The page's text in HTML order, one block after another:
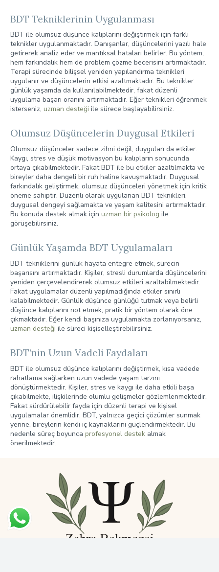
BDT Tekniklerinin Uygulanması
BDT ile olumsuz düşünce kalıplarını değiştirmek için farklı
teknikler uygulanmaktadır. Danışanlar, düşüncelerini yazılı hale
getirerek analiz eder ve mantıksal hataları belirler. Bu yöntem,
hem farkındalık hem de problem çözme becerisini artırmaktadır.
Terapi sürecinde bilişsel yeniden yapılandırma teknikleri
uygulanır ve düşüncelerin etkisi azaltmaktadır. Bu teknikler
günlük yaşamda da kullanılabilmektedir, fakat düzenli
uygulama başarı oranını artırmaktadır. Eğer teknikleri öğrenmek
isterseniz, uzman desteği ile sürece başlayabilirsiniz.
Olumsuz Düşüncelerin Duygusal Etkileri
Olumsuz düşünceler sadece zihni değil, duyguları da etkiler.
Kaygı, stres ve düşük motivasyon bu kalıpların sonucunda
ortaya çıkabilmektedir. Fakat BDT ile bu etkiler azaltılmakta ve
bireyler daha dengeli bir ruh haline kavuşmaktadır. Duygusal
farkındalık geliştirmek, olumsuz düşünceleri yönetmek için kritik
öneme sahiptir. Düzenli olarak uygulanan BDT teknikleri,
duygusal dengeyi sağlamakta ve yaşam kalitesini artırmaktadır.
Bu konuda destek almak için uzman bir psikolog ile
görüşebilirsiniz.
Günlük Yaşamda BDT Uygulamaları
BDT tekniklerini günlük hayata entegre etmek, sürecin
başarısını artırmaktadır. Kişiler, stresli durumlarda düşüncelerini
yeniden çerçevelendirerek olumsuz etkileri azaltabilmektedir.
Fakat uygulamalar düzenli yapılmadığında etkiler sınırlı
kalabilmektedir. Günlük düşünce günlüğü tutmak veya belirli
düşünce kalıplarını not etmek, pratik bir yöntem olarak öne
çıkmaktadır. Eğer kendi başınıza uygulamakta zorlanıyorsanız,
uzman desteği ile süreci kişiselleştirebilirsiniz.
BDT’nin Uzun Vadeli Faydaları
BDT ile olumsuz düşünce kalıplarını değiştirmek, kısa vadede
rahatlama sağlarken uzun vadede yaşam tarzını
dönüştürmektedir. Kişiler, stres ve kaygı ile daha etkili başa
çıkabilmekte, ilişkilerinde olumlu gelişmeler gözlemlenmektedir.
Fakat sürdürülebilir fayda için düzenli terapi ve kişisel
uygulamalar önemlidir. BDT, yalnızca geçici çözümler sunmak
yerine, bireylerin kendi iç kaynaklarını güçlendirmektedir. Bu
nedenle süreç boyunca profesyonel destek almak
önerilmektedir.